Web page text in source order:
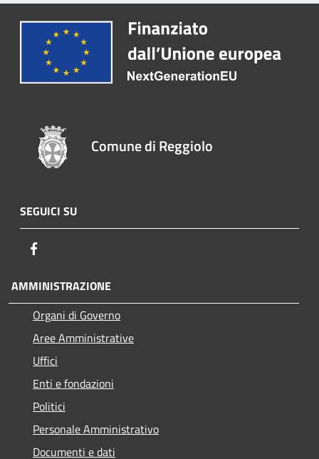
Comune di Reggiolo
SEGUICI SU
AMMINISTRAZIONE
Organi di Governo
Aree Amministrative
Uffici
Enti e fondazioni
Politici
Personale Amministrativo
Documenti e dati